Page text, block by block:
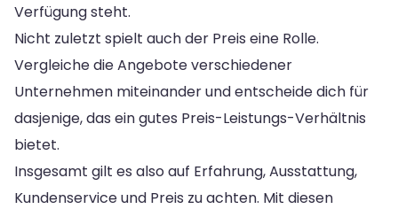
Verfügung steht.
Nicht zuletzt spielt auch der Preis eine Rolle.
Vergleiche die Angebote verschiedener
Unternehmen miteinander und entscheide dich für
dasjenige, das ein gutes Preis-Leistungs-Verhältnis
bietet.
Insgesamt gilt es also auf Erfahrung, Ausstattung,
Kundenservice und Preis zu achten. Mit diesen